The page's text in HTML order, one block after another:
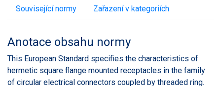
Související normy Zařazení v kategoriích
Anotace obsahu normy
This European Standard specifies the characteristics of
hermetic square flange mounted receptacles in the family
of circular electrical connectors coupled by threaded ring.